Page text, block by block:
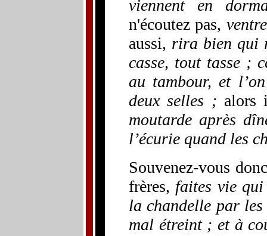
viennent en
n'écoutez pas,
aussi, rira bien qui
casse, tout tasse ;
au tambour, et
deux selles ; alors
moutarde après
l’écurie quand les
Souvenez-vous
frères, faites vie
la chandelle par
mal étreint ; et à